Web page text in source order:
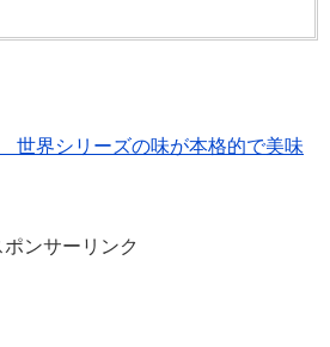
世界シリーズの味が本格的で美味
ポンサーリンク